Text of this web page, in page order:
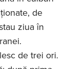
de
ziua în
de trei ori.